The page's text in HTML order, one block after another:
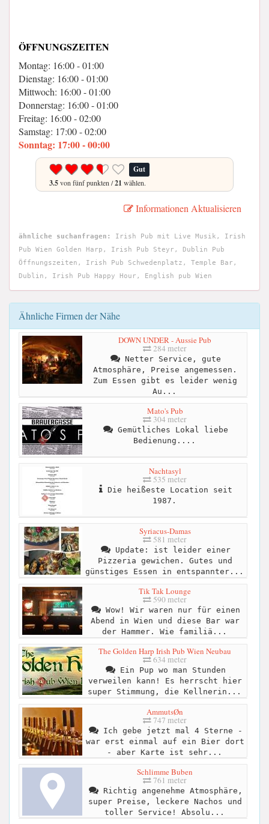
ÖFFNUNGSZEITEN
Montag: 16:00 - 01:00
Dienstag: 16:00 - 01:00
Mittwoch: 16:00 - 01:00
Donnerstag: 16:00 - 01:00
Freitag: 16:00 - 02:00
Samstag: 17:00 - 02:00
Sonntag: 17:00 - 00:00
Gut
3.5von fünf punkten /21 wählen.
Informationen Aktualisieren
ähnliche suchanfragen:
Irish Pub mit Live Musik, Irish
Pub Wien Golden Harp, Irish Pub Steyr, Dublin Pub
Öffnungszeiten, Irish Pub Schwedenplatz, Temple Bar,
Dublin, Irish Pub Happy Hour, English pub Wien
Ähnliche Firmen der Nähe
DOWN UNDER - Aussie Pub
284 meter
Netter Service, gute
Atmosphäre, Preise angemessen.
Zum Essen gibt es leider wenig
Au...
Mato's Pub
304 meter
Gemütliches Lokal liebe
Bedienung....
Nachtasyl
535 meter
Die heißeste Location seit
1987.
Syriacus-Damas
581 meter
Update: ist leider einer
Pizzeria gewichen. Gutes und
günstiges Essen in entspannter...
Tik Tak Lounge
590 meter
Wow! Wir waren nur für einen
Abend in Wien und diese Bar war
der Hammer. Wie familiä...
The Golden Harp Irish Pub Wien Neubau
634 meter
Ein Pup wo man Stunden
verweilen kann! Es herrscht hier
super Stimmung, die Kellnerin...
AmmutsØn
747 meter
Ich gebe jetzt mal 4 Sterne -
war erst einmal auf ein Bier dort
- aber Karte ist sehr...
Schlimme Buben
761 meter
Richtig angenehme Atmosphäre,
super Preise, leckere Nachos und
toller Service! Absolu...